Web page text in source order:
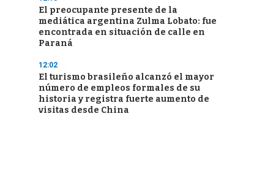
El preocupante presente de la
mediática argentina Zulma Lobato: fue
encontrada en situación de calle en
Paraná
12:02
El turismo brasileño alcanzó el mayor
número de empleos formales de su
historia y registra fuerte aumento de
visitas desde China